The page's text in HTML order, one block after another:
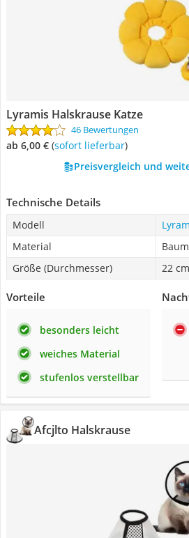
Lyramis Halskrause Katze
46 Bewertungen
ab 6,00 € ( Sofort lieferbar)
Preisvergleich und
Technische Details
Modell
Material
Größe (Durchmesser)
22 cm
Vorteile
besonders leicht
weiches Material
stufenlos verstellbar
Afcjlto Halskrause